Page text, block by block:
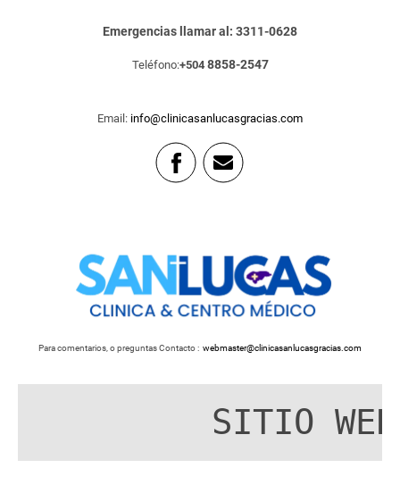
Emergencias llamar al: 3311-0628
Teléfono:+5048858-2547
Email: info@clinicasanlucasgracias.com
Para comentarios, o preguntas Contacto : webmaster@clinicasanlucasgracias.com
SITIO